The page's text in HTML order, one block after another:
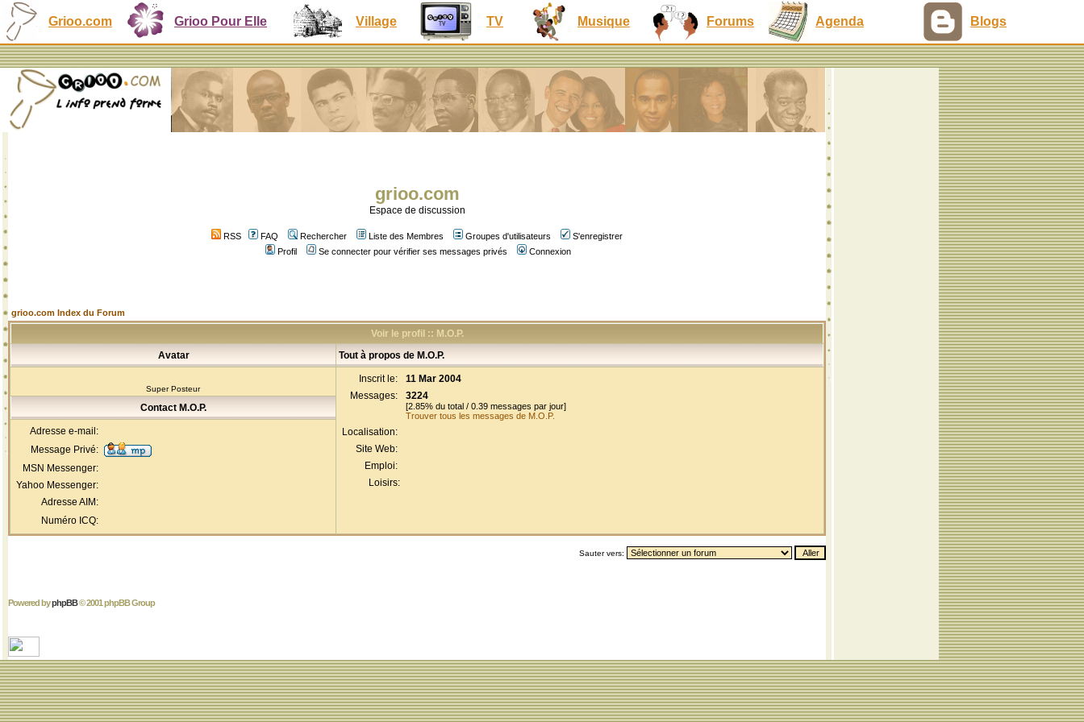
Grioo.com Grioo Pour Elle Village TV Musique Forums Agenda Blogs
grioo.com
Espace de discussion
RSS FAQ Rechercher Liste des Membres Groupes d'utilisateurs
S'enregistrer
Profil
Se connecter pour vérifier ses messages privés Connexion
grioo.com Index du Forum
Voir le profil :: M.O.P.
Avatar
Tout à propos de M.O.P.
Super Posteur
Inscrit le:
11 Mar 2004
Messages:
3224
[2.85% du total / 0.39 messages par jour]
Trouver tous les messages de M.O.P.
Localisation:
Site Web:
Emploi:
Loisirs:
Contact M.O.P.
Adresse e-mail:
Message Privé:
MSN Messenger:
Yahoo Messenger:
Adresse AIM:
Numéro ICQ:
Sauter vers:
Powered byphpBB© 2001 phpBB Group